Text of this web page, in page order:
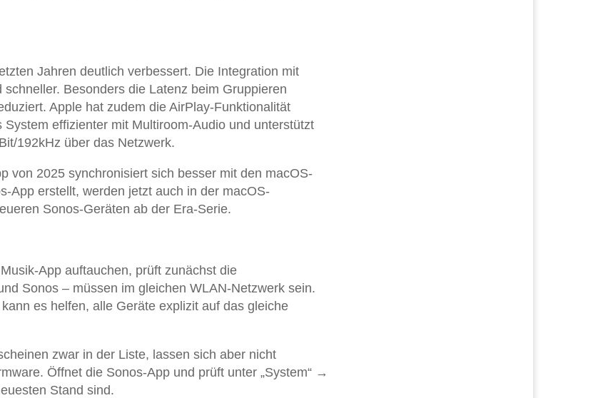
Jahren deutlich verbessert. Die Integration mit
Besonders die Latenz beim Gruppieren
Apple hat zudem die AirPlay-Funktionalität
effizienter mit Multiroom-Audio und unterstützt
192kHz über das Netzwerk.
von 2025 synchronisiert sich besser mit den macOS-
App erstellt, werden jetzt auch in der macOS-
Sonos-Geräten ab der Era-Serie.
App auftauchen, prüft zunächst die
Sonos – müssen im gleichen WLAN-Netzwerk sein.
es helfen, alle Geräte explizit auf das gleiche
zwar in der Liste, lassen sich aber nicht
Öffnet die Sonos-App und prüft unter „System“ →
Stand sind.